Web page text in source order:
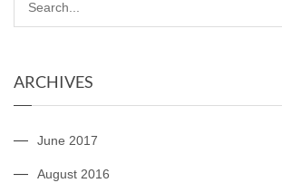
ARCHIVES
June 2017
August 2016